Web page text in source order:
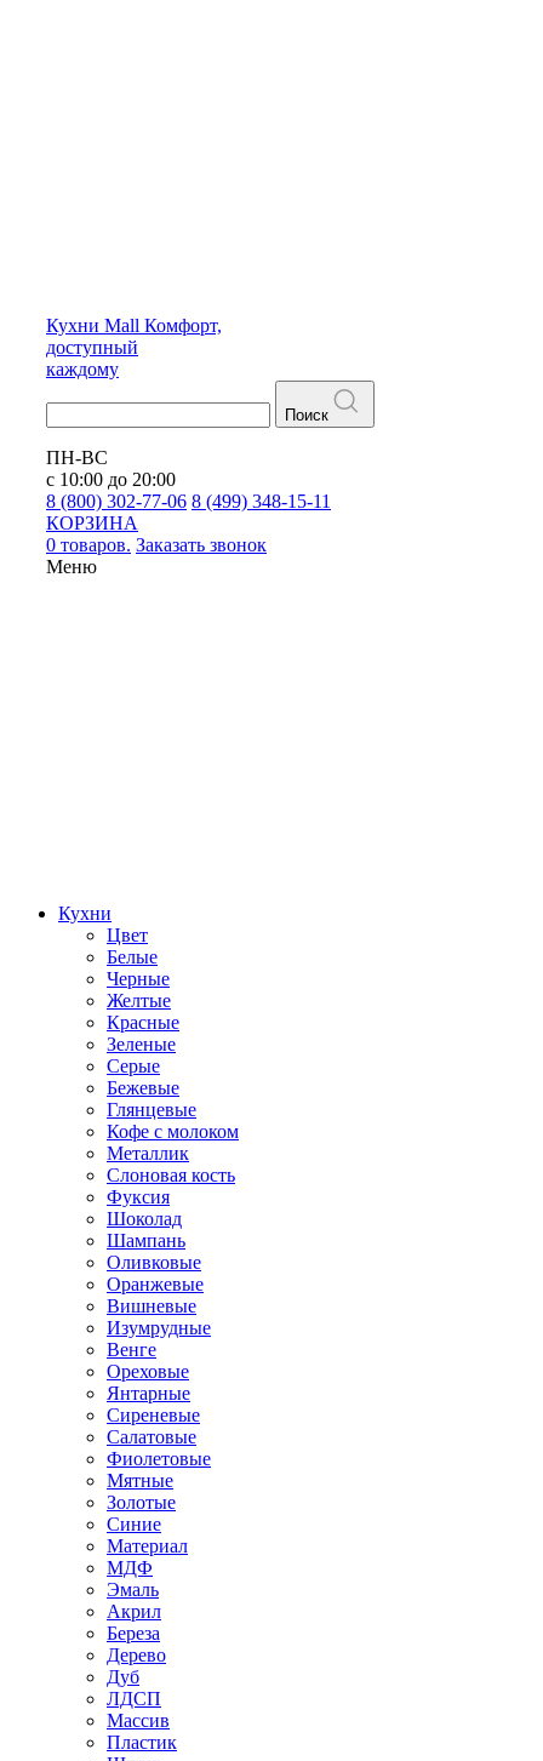
Кухни Mall Комфорт,
доступный
каждому
Поиск
ПН-ВС
с 10:00 до 20:00
8 (800) 302-77-06 8 (499) 348-15-11
КОРЗИНА
0 товаров. Заказать звонок
Меню
Кухни
Цвет
Белые
Черные
Желтые
Красные
Зеленые
Серые
Бежевые
Глянцевые
Кофе с молоком
Металлик
Слоновая кость
Фуксия
Шоколад
Шампань
Оливковые
Оранжевые
Вишневые
Изумрудные
Венге
Ореховые
Янтарные
Сиреневые
Салатовые
Фиолетовые
Мятные
Золотые
Синие
Материал
МДФ
Эмаль
Акрил
Береза
Дерево
Дуб
ЛДСП
Массив
Пластик